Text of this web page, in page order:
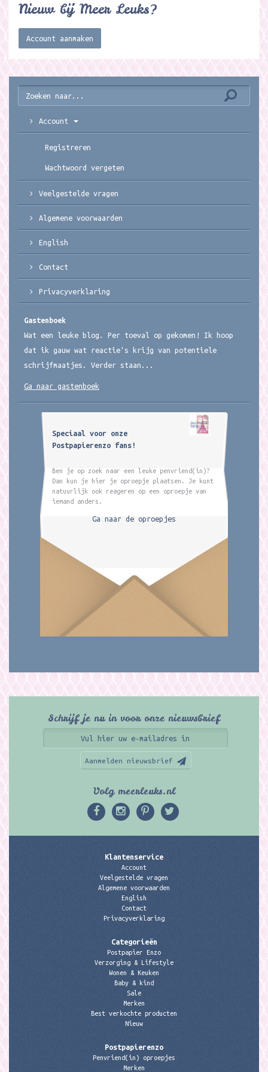
Nieuw bij Meer Leuks?
Account aanmaken
Account
Registreren
Wachtwoord vergeten
Veelgestelde vragen
Algemene voorwaarden
English
Contact
Privacyverklaring
Gastenboek
Wat een leuke blog. Per toeval op gekomen! Ik hoop
dat ik gauw wat reactie's krijg van potentiele
schrijfmaatjes. Verder staan...
Ga naar gastenboek
Speciaal voor onze
Postpapierenzo fans!
Ben je op zoek naar een leuke penvriend(in)?
Dan kun je hier je oproepje plaatsen. Je kunt
natuurlijk ook reageren op een oproepje van
iemand anders.
Ga naar de oproepjes
Schrijf je nu in voor onze nieuwsbrief
Aanmelden nieuwsbrief
Volg meerleuks.nl
Klantenservice
Account
Veelgestelde vragen
Algemene voorwaarden
English
Contact
Privacyverklaring
Categorieën
Postpapier Enzo
Verzorging & Lifestyle
Wonen & Keuken
Baby & kind
Sale
Merken
Best verkochte producten
Nieuw
Postpapierenzo
Penvriend(in) oproepjes
Merken